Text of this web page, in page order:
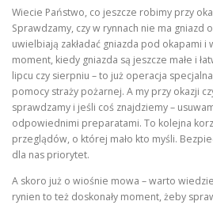
Wiecie Państwo, co jeszcze robimy przy
Sprawdzamy, czy w rynnach nie ma gniazd
uwielbiają zakładać gniazda pod okapami i
moment, kiedy gniazda są jeszcze małe i
lipcu czy sierpniu – to już operacja
pomocy straży pożarnej. A my przy okazji
sprawdzamy i jeśli coś znajdziemy –
odpowiednimi preparatami. To kolejna
przeglądów, o której mało kto myśli.
dla nas priorytet.
A skoro już o wiośnie mowa – warto
rynien to też doskonały moment, żeby